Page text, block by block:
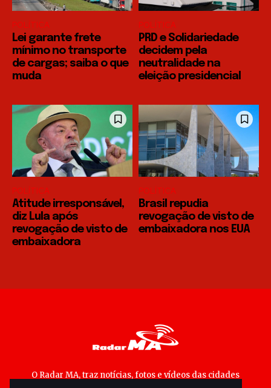
POLÍTICA
Lei garante frete
mínimo no transporte
de cargas; saiba o que
muda
POLÍTICA
PRD e Solidariedade
decidem pela
neutralidade na
eleição presidencial
POLÍTICA
Atitude irresponsável,
diz Lula após
revogação de visto de
embaixadora
POLÍTICA
Brasil repudia
revogação de visto de
embaixadora nos EUA
O Radar MA, traz notícias, fotos e vídeos das cidades